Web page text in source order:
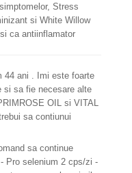
Stress
si White Willow
ca antiinflamator
44 ani . Imi este foarte
si sa fie necesare alte
OIL si VITAL
sa contiunui
sa continue
Pro selenium 2 cps/zi -